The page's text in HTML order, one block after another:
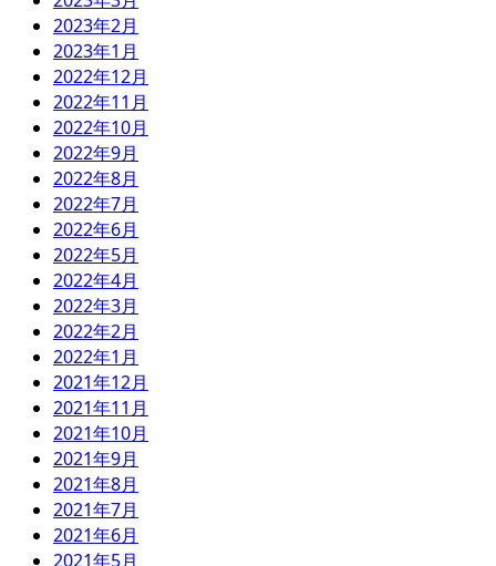
2023年2月
2023年1月
2022年12月
2022年11月
2022年10月
2022年9月
2022年8月
2022年7月
2022年6月
2022年5月
2022年4月
2022年3月
2022年2月
2022年1月
2021年12月
2021年11月
2021年10月
2021年9月
2021年8月
2021年7月
2021年6月
2021年5月